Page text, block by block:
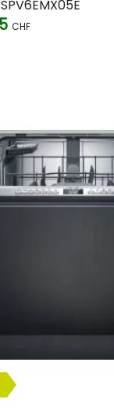
CHF